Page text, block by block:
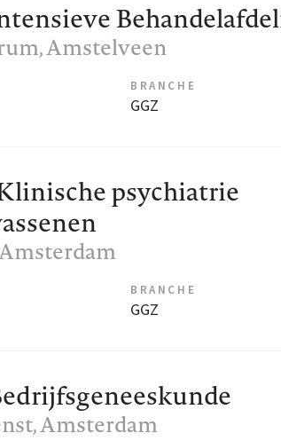
, Amstelveen
BRANCHE
GGZ
psychiatrie
BRANCHE
GGZ
, Amsterdam